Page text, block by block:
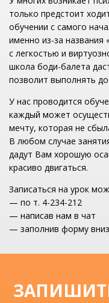
только предстоит
обучении с самого
именно из-за названия
с легкостью и
школа боди-балета
позволит выполнять
У нас проводится
каждый может
мечту, которая не
В любом случае
дадут Вам хорошую
красиво двигаться.
Записаться на урок
— по т. 4-234-212
— написав нам в чат
— заполнив форму